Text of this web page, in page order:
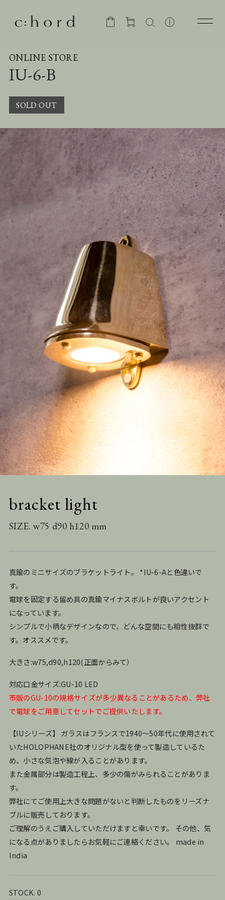
ONLINE STORE
IU-6-B
bracket light
SIZE. w75 d90 h120 mm
真鍮のミニサイズのブラケットライト。 *IU-6-Aと色違いで
す。
電球を固定する留め具の真鍮マイナスボルトが良いアクセント
になっています。
シンプルで小柄なデザインなので、どんな空間にも相性抜群で
す。オススメです。
大きさ:w75,d90,h120(正面からみて）
対応口金サイズ:GU-10 LED
市販のGU-10の規格サイズが多少異なることがあるため、弊社
で電球をご用意してセットでご提供いたします。
【IUシリーズ】 ガラスはフランスで1940～50年代に使用されて
いたHOLOPHANE社のオリジナル型を使って製造しているた
め、小さな気泡や線が入ることがあります。
また金属部分は製造工程上、多少の傷がみられることがありま
す。
弊社にてご使用上大きな問題がないと判断したものをリーズナ
ブルに販売しております。
ご理解のうえご購入していただけますと幸いです。 その他、気
になる点がありましたらお気軽にご連絡ください。 made in
India
STOCK. 0